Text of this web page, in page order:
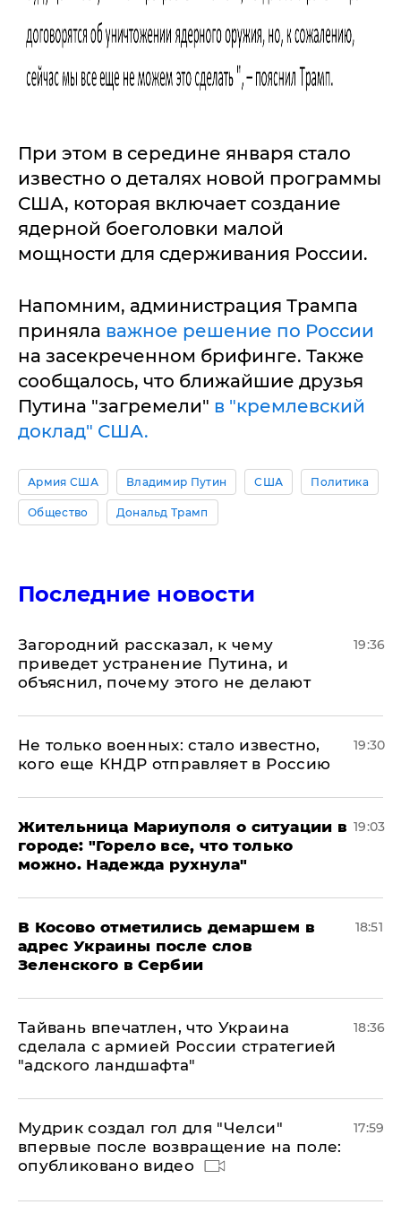
При этом в середине января стало
известно о деталях новой программы
США, которая включает создание
ядерной боеголовки малой
мощности для сдерживания России.
Напомним, администрация Трампа
приняла важное решение по России
на засекреченном брифинге. Также
сообщалось, что ближайшие друзья
Путина "загремели" в "кремлевский
доклад" США.
Армия США Владимир Путин США Политика
Общество Дональд Трамп
Последние новости
Загородний рассказал, к чему
приведет устранение Путина, и
объяснил, почему этого не делают
19:36
Не только военных: стало известно,
кого еще КНДР отправляет в Россию
19:30
Жительница Мариуполя о ситуации в
городе: "Горело все, что только
можно. Надежда рухнула"
19:03
В Косово отметились демаршем в
адрес Украины после слов
Зеленского в Сербии
18:51
Тайвань впечатлен, что Украина
сделала с армией России стратегией
"адского ландшафта"
18:36
Мудрик создал гол для "Челси"
впервые после возвращение на поле:
опубликовано видео
17:59